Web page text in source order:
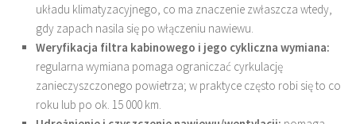
układu klimatyzacyjnego, co ma znaczenie zwłaszcza wtedy,
gdy zapach nasila się po włączeniu nawiewu.
Weryfikacja filtra kabinowego i jego cykliczna wymiana:
regularna wymiana pomaga ograniczać cyrkulację
zanieczyszczonego powietrza; w praktyce często robi się to co
roku lub po ok. 15 000 km.